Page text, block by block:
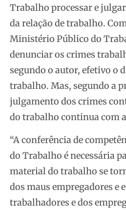
Trabalho processar e
da relação de trabalho.
Ministério Público do
denunciar os crimes
segundo o autor, efetivo o
trabalho. Mas, segundo a
julgamento dos crimes
do trabalho continua com
“A conferência de
do Trabalho é necessária
material do trabalho se
dos maus empregadores e
trabalhadores e dos